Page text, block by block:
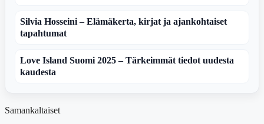
Silvia Hosseini – Elämäkerta, kirjat ja ajankohtaiset
tapahtumat
Love Island Suomi 2025 – Tärkeimmät tiedot uudesta
kaudesta
Samankaltaiset